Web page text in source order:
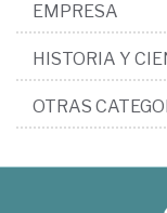
EMPRESA
HISTORIA Y
OTRAS